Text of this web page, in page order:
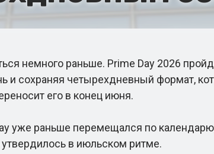
немного раньше. Prime Day 2026
и сохраняя четырехдневный формат,
его в конец июня.
раньше перемещался по
в июльском ритме.